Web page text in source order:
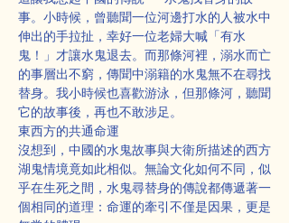
事。小時候，曾聽聞一位河邊打水的人被水中
伸出的手拉扯，幸好一位老婦大喊「有水
鬼！」才讓水鬼退去。而那條河裡，溺水而亡
的事層出不窮，傳聞中溺籍的水鬼無不在尋找
替身。我小時候也喜歡游泳，但那條河，聽聞
它的故事後，再也不敢涉足。
東西方的共通命運
沒想到，中國的水鬼故事與大衛所描述的西方
湖鬼情境竟如此相似。無論文化如何不同，似
乎在生死之間，水鬼尋替身的傳說都傳遞著一
個相同的道理：命運的牽引不僅是因果，更是